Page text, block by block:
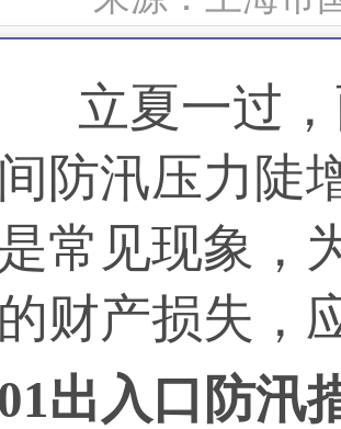
一过，雨
防汛压力陡
常见现象，
财产损失，
出入口防汛